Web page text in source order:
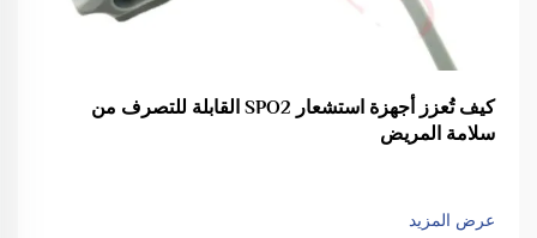
كيف تُعزز أجهزة استشعار SPO2 القابلة للتصرف من
سلامة المريض
عرض المزيد